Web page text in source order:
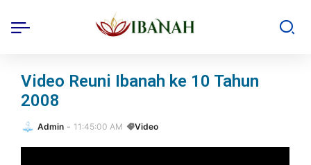
Video Reuni Ibanah ke 10 Tahun
2008
Admin 11:45:00 AM Video